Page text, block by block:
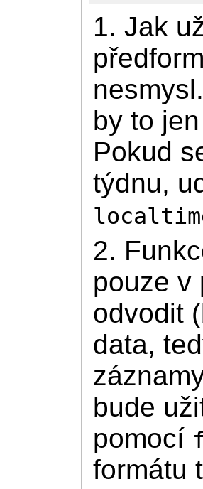
1. Jak
by to
Pokud
týdnu,
2.
pouze v
odvodit
data,
bude
pomocí
formátu